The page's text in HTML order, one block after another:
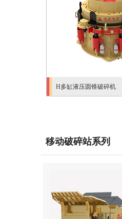
H多缸液压圆锥破碎机
移动破碎站系列